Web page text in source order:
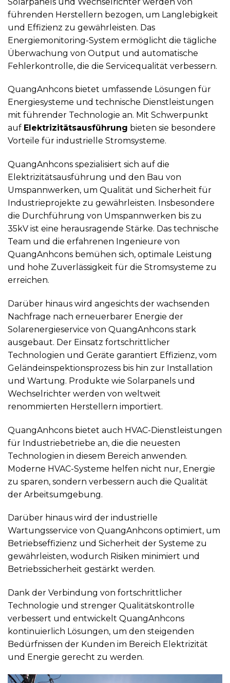
führenden Herstellern bezogen, um Langlebigkeit
und Effizienz zu gewährleisten. Das
Energiemonitoring-System ermöglicht die tägliche
Überwachung von Output und automatische
Fehlerkontrolle, die die Servicequalität verbessern.
QuangAnhcons bietet umfassende Lösungen für
Energiesysteme und technische Dienstleistungen
mit führender Technologie an. Mit Schwerpunkt
auf Elektrizitätsausführung bieten sie besondere
Vorteile für industrielle Stromsysteme.
QuangAnhcons spezialisiert sich auf die
Elektrizitätsausführung und den Bau von
Umspannwerken, um Qualität und Sicherheit für
Industrieprojekte zu gewährleisten. Insbesondere
die Durchführung von Umspannwerken bis zu
35kV ist eine herausragende Stärke. Das technische
Team und die erfahrenen Ingenieure von
QuangAnhcons bemühen sich, optimale Leistung
und hohe Zuverlässigkeit für die Stromsysteme zu
erreichen.
Darüber hinaus wird angesichts der wachsenden
Nachfrage nach erneuerbarer Energie der
Solarenergieservice von QuangAnhcons stark
ausgebaut. Der Einsatz fortschrittlicher
Technologien und Geräte garantiert Effizienz, vom
Geländeinspektionsprozess bis hin zur Installation
und Wartung. Produkte wie Solarpanels und
Wechselrichter werden von weltweit
renommierten Herstellern importiert.
QuangAnhcons bietet auch HVAC-Dienstleistungen
für Industriebetriebe an, die die neuesten
Technologien in diesem Bereich anwenden.
Moderne HVAC-Systeme helfen nicht nur, Energie
zu sparen, sondern verbessern auch die Qualität
der Arbeitsumgebung.
Darüber hinaus wird der industrielle
Wartungsservice von QuangAnhcons optimiert, um
Betriebseffizienz und Sicherheit der Systeme zu
gewährleisten, wodurch Risiken minimiert und
Betriebssicherheit gestärkt werden.
Dank der Verbindung von fortschrittlicher
Technologie und strenger Qualitätskontrolle
verbessert und entwickelt QuangAnhcons
kontinuierlich Lösungen, um den steigenden
Bedürfnissen der Kunden im Bereich Elektrizität
und Energie gerecht zu werden.